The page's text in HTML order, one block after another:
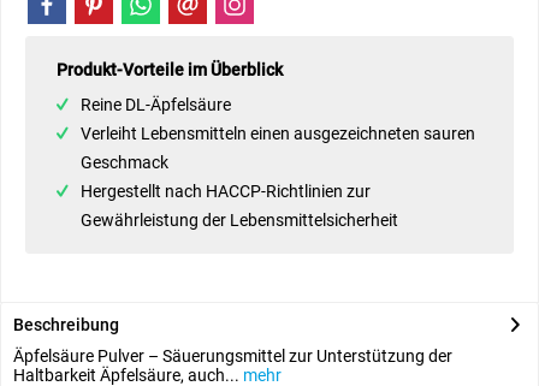
Produkt-Vorteile im Überblick
Reine DL-Äpfelsäure
Verleiht Lebensmitteln einen ausgezeichneten sauren
Geschmack
Hergestellt nach HACCP-Richtlinien zur
Gewährleistung der Lebensmittelsicherheit
Beschreibung
Äpfelsäure Pulver – Säuerungsmittel zur Unterstützung der
Haltbarkeit Äpfelsäure, auch... mehr